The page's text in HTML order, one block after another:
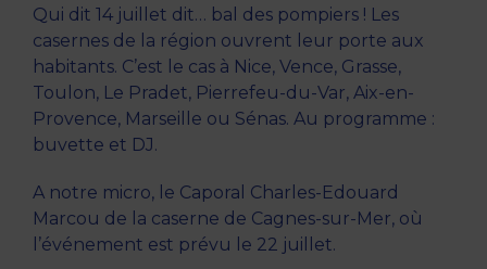
Qui dit 14 juillet dit… bal des pompiers ! Les
casernes de la région ouvrent leur porte aux
habitants. C’est le cas à Nice, Vence, Grasse,
Toulon, Le Pradet, Pierrefeu-du-Var, Aix-en-
Provence, Marseille ou Sénas. Au programme :
buvette et DJ.
A notre micro, le Caporal Charles-Edouard
Marcou de la caserne de Cagnes-sur-Mer, où
l’événement est prévu le 22 juillet.